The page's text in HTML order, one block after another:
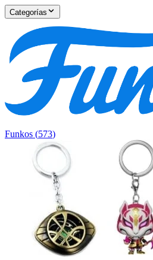
Categorías
Funkos (573)